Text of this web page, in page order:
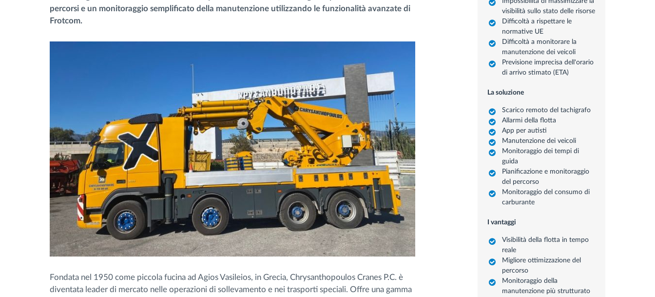
monitoraggio
Identificazione automatica del
percorsi e un monitoraggio semplificato della manutenzione utilizzando le funzionalità avanzate di
Frotcom.
Fondata nel 1950 come piccola fucina ad Agios Vasileios, in Grecia, Chrysanthopoulos Cranes P.C. è
diventata leader di mercato nelle operazioni di sollevamento e nei trasporti speciali. Offre una gamma
visibilità sullo stato delle risorse
Difficoltà a rispettare le
normative UE
Difficoltà a monitorare la
manutenzione dei veicoli
Previsione imprecisa dell'orario
di arrivo stimato (ETA)
La soluzione
Scarico remoto del tachigrafo
Allarmi della flotta
App per autisti
Manutenzione dei veicoli
Monitoraggio dei tempi di
guida
Pianificazione e monitoraggio
del percorso
Monitoraggio del consumo di
carburante
I vantaggi
Visibilità della flotta in tempo
reale
Migliore ottimizzazione del
percorso
Monitoraggio della
manutenzione più strutturato